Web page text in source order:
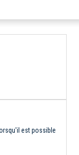
est possible